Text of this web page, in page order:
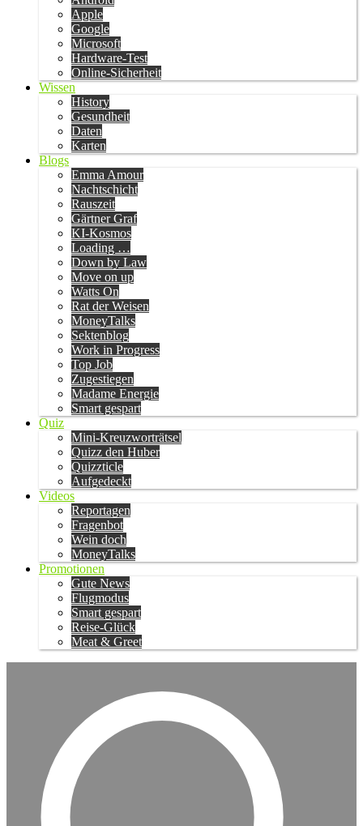
Apple
Google
Microsoft
Hardware-Test
Online-Sicherheit
Wissen
History
Gesundheit
Daten
Karten
Blogs
Emma Amour
Nachtschicht
Rauszeit
Gärtner Graf
KI-Kosmos
Loading …
Down by Law
Move on up
Watts On
Rat der Weisen
MoneyTalks
Sektenblog
Work in Progress
Top Job
Zugestiegen
Madame Energie
Smart gespart
Quiz
Mini-Kreuzworträtsel
Quizz den Huber
Quizzticle
Aufgedeckt
Videos
Reportagen
Fragenbot
Wein doch
MoneyTalks
Promotionen
Gute News
Flugmodus
Smart gespart
Reise-Glück
Meat & Greet